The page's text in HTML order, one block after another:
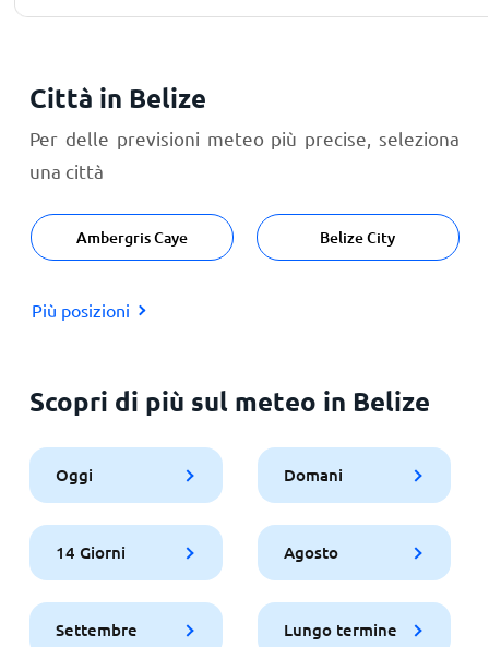
Città in Belize
Per delle previsioni meteo più precise, seleziona
una città
Ambergris Caye Belize City
Più posizioni
Scopri di più sul meteo in Belize
Oggi Domani
14 Giorni Agosto
Settembre Lungo termine